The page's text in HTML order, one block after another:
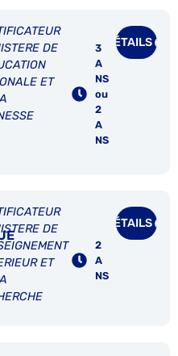
DE
ET
3
A
NS
ou
2
A
NS
DÉTAILS
DE
ET
2
A
NS
DÉTAILS